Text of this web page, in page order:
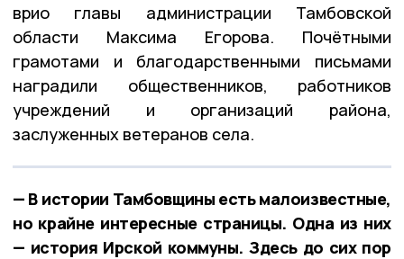
врио главы администрации Тамбовской
области Максима Егорова. Почётными
грамотами и благодарственными письмами
наградили общественников, работников
учреждений и организаций района,
заслуженных ветеранов села.
— В истории Тамбовщины есть малоизвестные,
но крайне интересные страницы. Одна из них
— история Ирской коммуны. Здесь до сих пор